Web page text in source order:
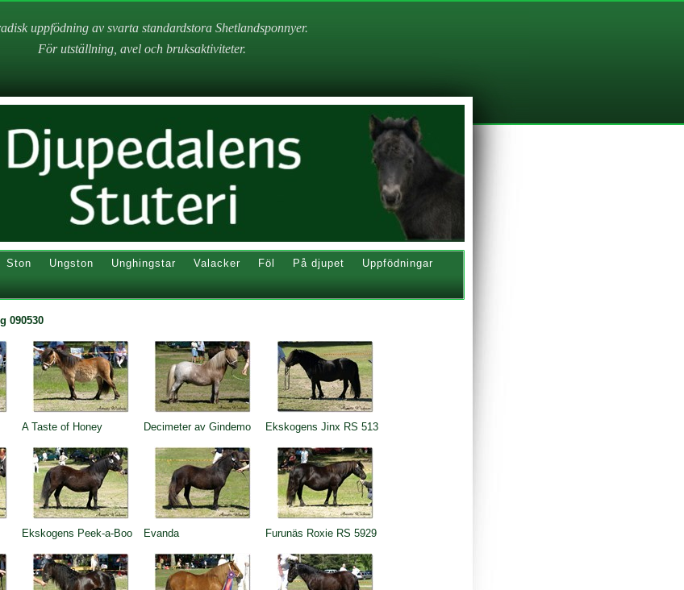
uppfödning av svarta standardstora Shetlandsponnyer.
För utställning, avel och bruksaktiviteter.
Ston Ungston Unghingstar Valacker Föl På djupet
Uppfödningar
090530
A Taste of Honey Decimeter av Gindemo Ekskogens Jinx RS 513
Ekskogens Peek-a-Boo Evanda Furunäs Roxie RS 5929